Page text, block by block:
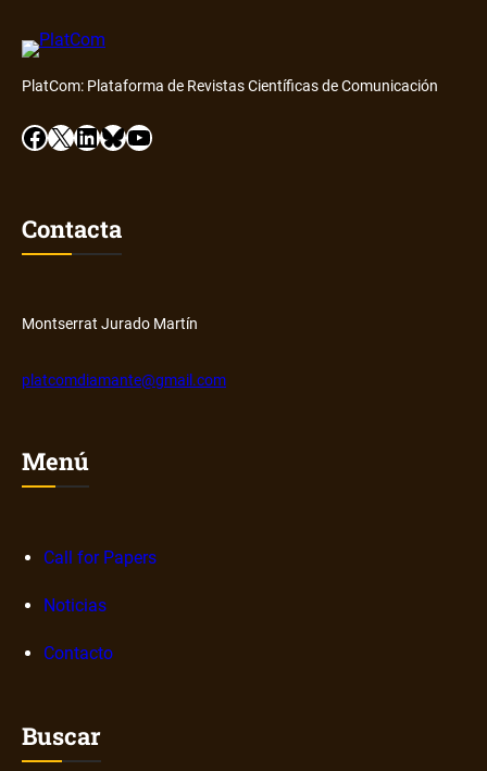
PlatCom: Plataforma de Revistas Científicas de Comunicación
Facebook X LinkedIn Bluesky YouTube
Contacta
Montserrat Jurado Martín
platcomdiamante@gmail.com
Menú
Call for Papers
Noticias
Contacto
Buscar